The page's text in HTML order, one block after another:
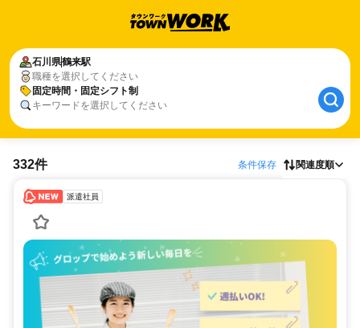
石川県鶴来駅
職種を選択してください
固定時間・固定シフト制
キーワードを選択してください
332件 条件保存 関連度順
派遣社員